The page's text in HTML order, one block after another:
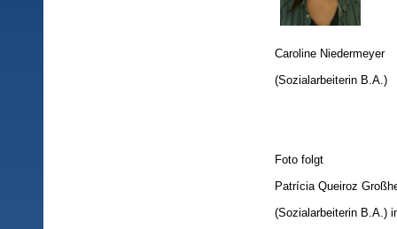
Caroline Niedermeyer
(Sozialarbeiterin B.A.)
Foto folgt
Patrícia Queiroz
(Sozialarbeiterin B.A.)